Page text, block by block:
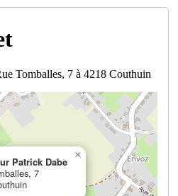
Tomballes, 7 à 4218 Couthuin
Patrick Dabe
7
×